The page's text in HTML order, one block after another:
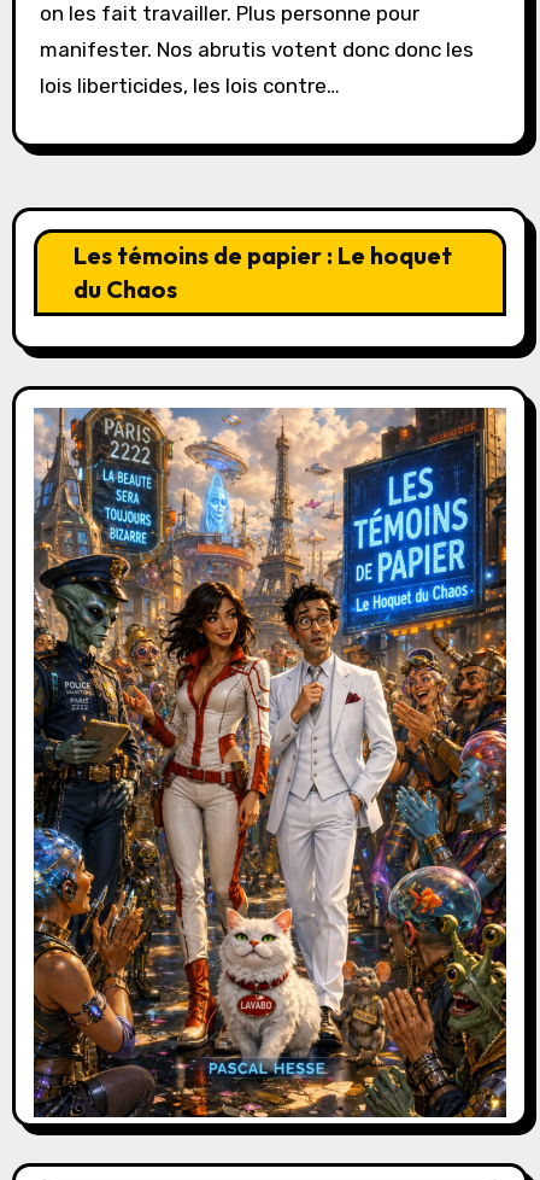
on les fait travailler. Plus personne pour
manifester. Nos abrutis votent donc donc les
lois liberticides, les lois contre…
Les témoins de papier : Le hoquet
du Chaos